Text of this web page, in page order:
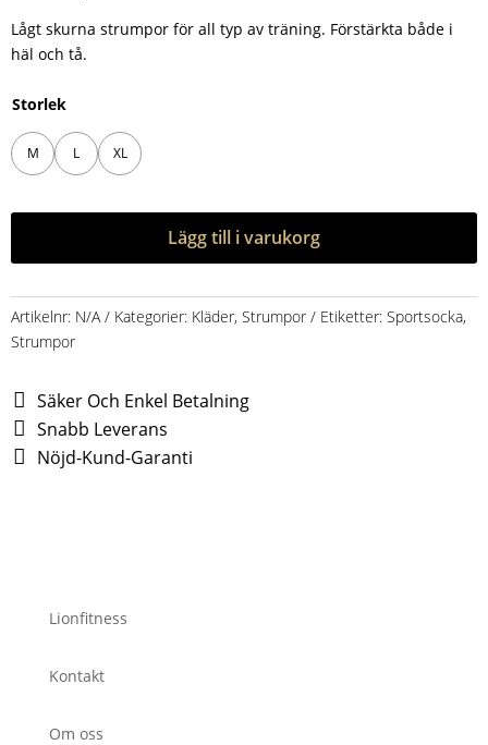
Lågt skurna strumpor för all typ av träning. Förstärkta både i
häl och tå.
Storlek
M L XL
Lägg till i varukorg
Artikelnr: N/A Kategorier: Kläder, Strumpor Etiketter: Sportsocka,
Strumpor
Säker Och Enkel Betalning
Snabb Leverans
Nöjd-Kund-Garanti
Lionfitness
Kontakt
Om oss